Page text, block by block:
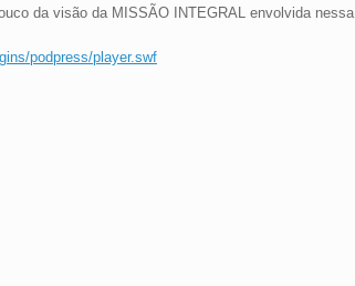
da visão da MISSÃO INTEGRAL envolvida nessa
podpress/player.swf